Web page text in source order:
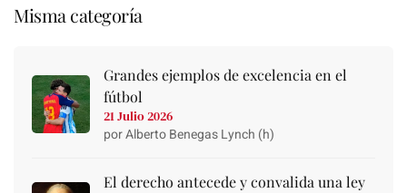
Misma categoría
Grandes ejemplos de excelencia en el
fútbol
21 Julio 2026
por Alberto Benegas Lynch (h)
El derecho antecede y convalida una ley